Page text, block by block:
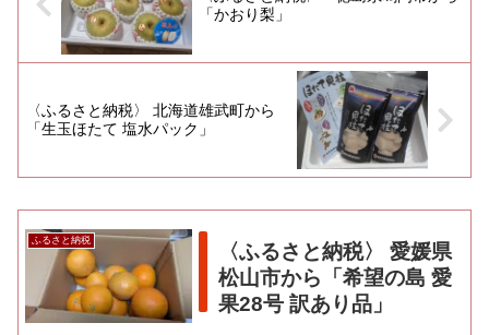
「かおり梨」
〈ふるさと納税〉 北海道雄武町から
「生玉ほたて 塩水パック」
ふるさと納税
〈ふるさと納税〉 愛媛県
松山市から「希望の島 愛
果28号 訳あり品」